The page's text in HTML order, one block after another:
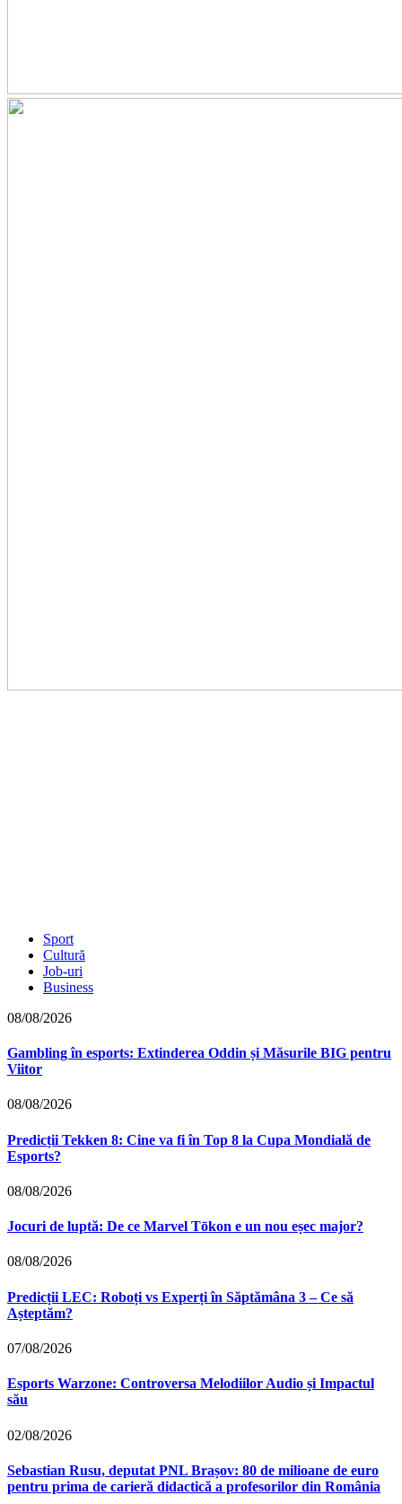
Sport
Cultură
Job-uri
Business
08/08/2026
Gambling în esports: Extinderea Oddin și Măsurile BIG pentru
Viitor
08/08/2026
Predicții Tekken 8: Cine va fi în Top 8 la Cupa Mondială de
Esports?
08/08/2026
Jocuri de luptă: De ce Marvel Tōkon e un nou eșec major?
08/08/2026
Predicții LEC: Roboți vs Experți în Săptămâna 3 – Ce să
Așteptăm?
07/08/2026
Esports Warzone: Controversa Melodiilor Audio și Impactul
său
02/08/2026
Sebastian Rusu, deputat PNL Brașov: 80 de milioane de euro
pentru prima de carieră didactică a profesorilor din România